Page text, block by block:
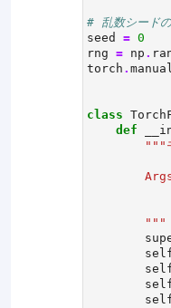
# 乱数シード
seed
= 0
rng = np .
torch .
class
def
"""
        """